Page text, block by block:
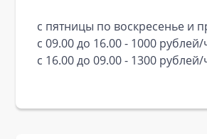
с пятницы по воскресенье и
с 09.00 до 16.00 - 1000
с 16.00 до 09.00 - 1300